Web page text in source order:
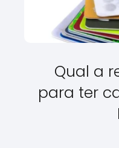
Qual a
para ter